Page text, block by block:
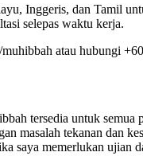
Inggeris, dan Tamil
selepas waktu kerja.
atau hubungi
tersedia untuk semua
masalah tekanan dan
saya memerlukan ujian